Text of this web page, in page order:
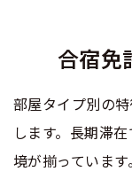
中型二種
大型二種
合宿免許に必要
合宿免許 体験談
合宿免許 よくあ
合宿免
部屋タイプ別の
します。長期滞
境が揃っています。